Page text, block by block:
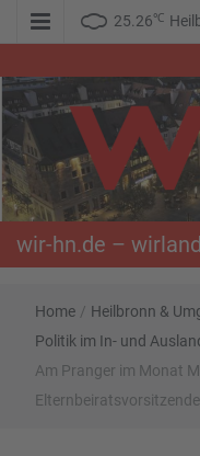
25.26℃
wir-hn.de –
Home / Heilbronn &
Politik im In- und
Am Pranger im Monat